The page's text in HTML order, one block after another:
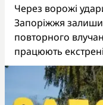
Через ворожі
Запоріжжя
повторного
працюють